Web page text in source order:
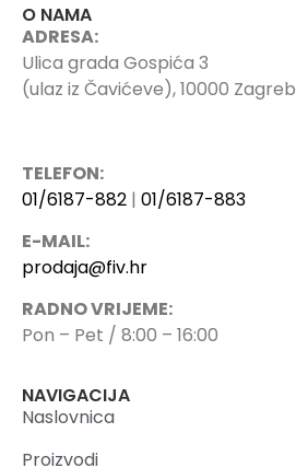
O NAMA
ADRESA:
Ulica grada Gospića 3
(ulaz iz Čavićeve), 10000 Zagreb
TELEFON:
01/6187-882 | 01/6187-883
E-MAIL:
prodaja@fiv.hr
RADNO VRIJEME:
Pon – Pet / 8:00 – 16:00
NAVIGACIJA
Naslovnica
Proizvodi